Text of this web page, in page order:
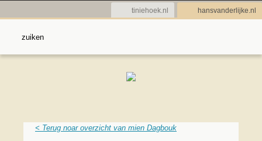
hansvanderlijke.nl
tiniehoek.nl
< Terug noar overzicht van mien Dagbouk